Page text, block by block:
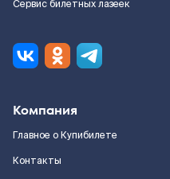
Сервис билетных лазеек
Компания
Главное о Купибилете
Контакты